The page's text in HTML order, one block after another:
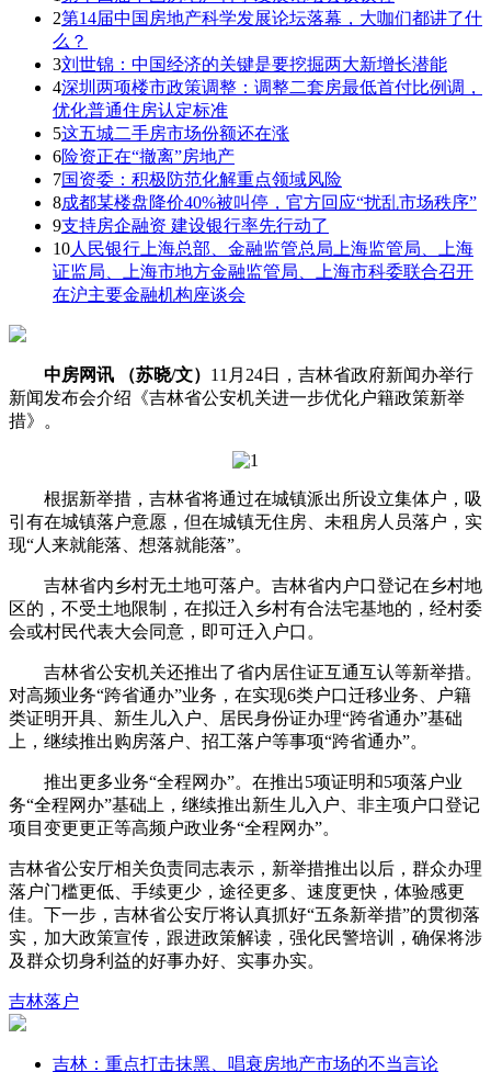
2第14届中国房地产科学发展论坛落幕，大咖们都讲了什
么？
3刘世锦：中国经济的关键是要挖掘两大新增长潜能
4深圳两项楼市政策调整：调整二套房最低首付比例调，
优化普通住房认定标准
5这五城二手房市场份额还在涨
6险资正在“撤离”房地产
7国资委：积极防范化解重点领域风险
8成都某楼盘降价40%被叫停，官方回应“扰乱市场秩序”
9支持房企融资 建设银行率先行动了
10人民银行上海总部、金融监管总局上海监管局、上海
证监局、上海市地方金融监管局、上海市科委联合召开
在沪主要金融机构座谈会
中房网讯 （苏晓/文） 11月24日，吉林省政府新闻办举行
新闻发布会介绍《吉林省公安机关进一步优化户籍政策新举
措》。
根据新举措，吉林省将通过在城镇派出所设立集体户，吸
引有在城镇落户意愿，但在城镇无住房、未租房人员落户，实
现“人来就能落、想落就能落”。
吉林省内乡村无土地可落户。吉林省内户口登记在乡村地
区的，不受土地限制，在拟迁入乡村有合法宅基地的，经村委
会或村民代表大会同意，即可迁入户口。
吉林省公安机关还推出了省内居住证互通互认等新举措。
对高频业务“跨省通办”业务，在实现6类户口迁移业务、户籍
类证明开具、新生儿入户、居民身份证办理“跨省通办”基础
上，继续推出购房落户、招工落户等事项“跨省通办”。
推出更多业务“全程网办”。在推出5项证明和5项落户业
务“全程网办”基础上，继续推出新生儿入户、非主项户口登记
项目变更更正等高频户政业务“全程网办”。
吉林省公安厅相关负责同志表示，新举措推出以后，群众办理
落户门槛更低、手续更少，途径更多、速度更快，体验感更
佳。下一步，吉林省公安厅将认真抓好“五条新举措”的贯彻落
实，加大政策宣传，跟进政策解读，强化民警培训，确保将涉
及群众切身利益的好事办好、实事办实。
吉林落户
吉林：重点打击抹黑、唱衰房地产市场的不当言论